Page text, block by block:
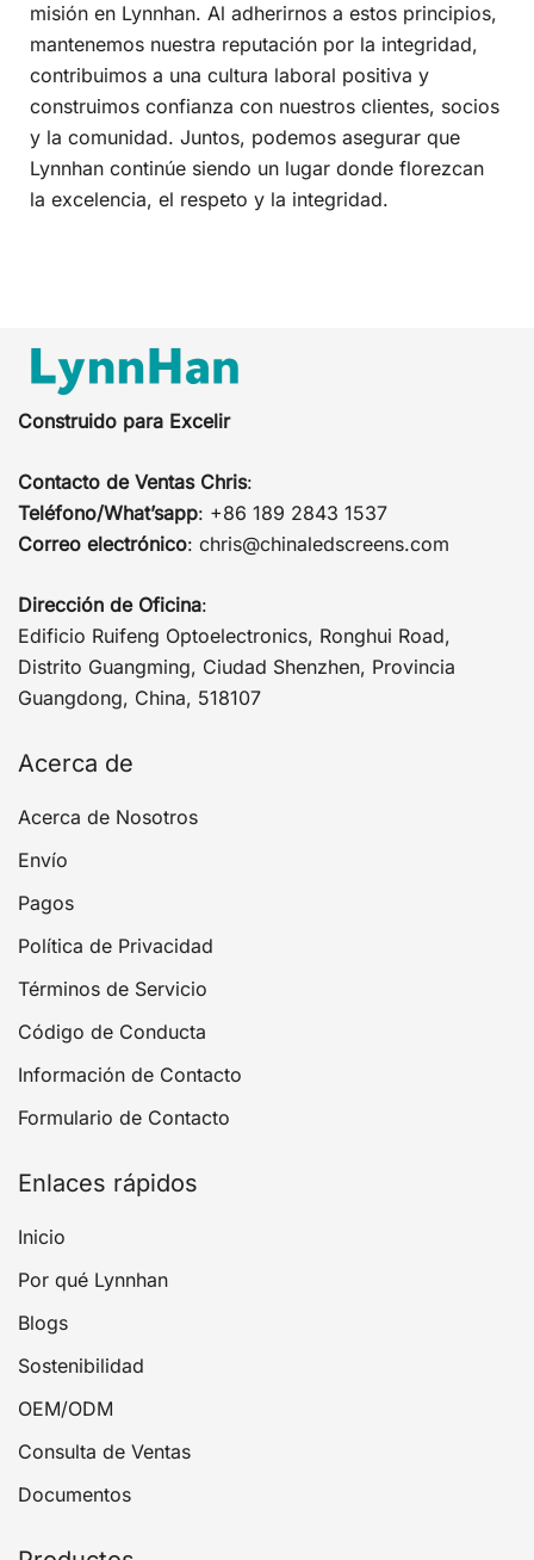
misión en Lynnhan. Al adherirnos a estos principios,
mantenemos nuestra reputación por la integridad,
contribuimos a una cultura laboral positiva y
construimos confianza con nuestros clientes, socios
y la comunidad. Juntos, podemos asegurar que
Lynnhan continúe siendo un lugar donde florezcan
la excelencia, el respeto y la integridad.
Construido para Excelir
Contacto de Ventas Chris:
Teléfono/What’sapp: +86 189 2843 1537
Correo electrónico: chris@chinaledscreens.com
Dirección de Oficina:
Edificio Ruifeng Optoelectronics, Ronghui Road,
Distrito Guangming, Ciudad Shenzhen, Provincia
Guangdong, China, 518107
Acerca de
Acerca de Nosotros
Envío
Pagos
Política de Privacidad
Términos de Servicio
Código de Conducta
Información de Contacto
Formulario de Contacto
Enlaces rápidos
Inicio
Por qué Lynnhan
Blogs
Sostenibilidad
OEM/ODM
Consulta de Ventas
Documentos